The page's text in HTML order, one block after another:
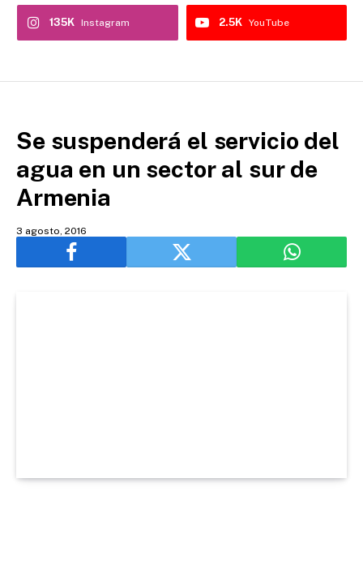
Instagram
135K YouTube
2.5K
Se suspenderá el servicio del
agua en un sector al sur de
Armenia
3 agosto, 2016